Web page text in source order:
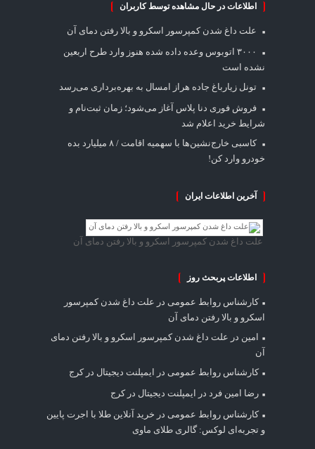
اطلاعات در حال مشاهده توسط کاربران
علت داغ شدن کمپرسور اسکرو و بالا رفتن دمای آن
۳۰۰۰ اتوبوس وعده داده شده هنوز وارد طرح اربعین
نشده است
تونل زیارباغ جاده هراز امسال به بهره‌برداری می‌رسد
فروش فوری دنا پلاس آغاز می‌شود؛ زمان ثبت‌نام و
شرایط خرید اعلام شد
کاسبی خارج‌نشین‌ها با سهمیه اقامت / ۸ میلیارد بده
خودرو وارد کن!
آخرین اطلاعات ایران
علت داغ شدن کمپرسور اسکرو و بالا رفتن دمای آن
اطلاعات پربحث روز
کارشناس روابط عمومی در علت داغ شدن کمپرسور
اسکرو و بالا رفتن دمای آن
امین در علت داغ شدن کمپرسور اسکرو و بالا رفتن دمای
آن
کارشناس روابط عمومی در
ایمپلنت دیجیتال در کرج
رضا امین فرد در
ایمپلنت دیجیتال در کرج
کارشناس روابط عمومی در خرید آنلاین طلا با اجرت پایین
و تجربه‌ای لوکس: گالری طلای ماوی